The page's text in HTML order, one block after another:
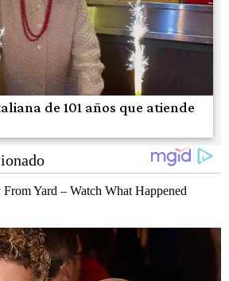
de 101 años que atiende